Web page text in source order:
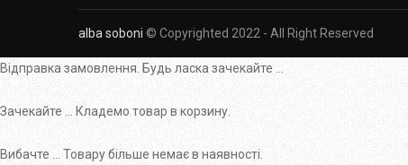
alba soboni © Copyrighted 2022 - All Right Reserved
Відправка замовлення. Будь ласка зачекайте ...
Зачекайте ... Кладемо товар в корзину.
Вибачте ... Товару більше немає в наявності.